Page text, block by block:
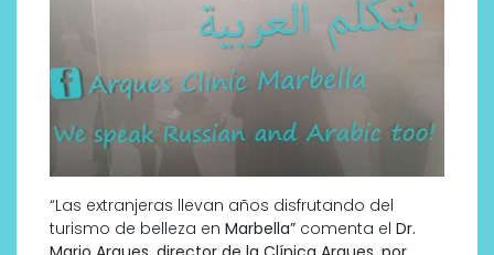
“Las extranjeras llevan años disfrutando del
turismo de belleza en Marbella” comenta el Dr.